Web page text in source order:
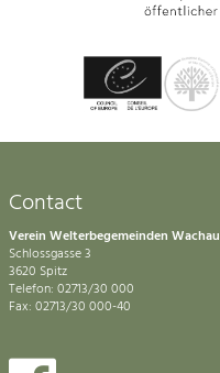
Contact
Verein Welterbegemeinden Wachau
Schlossgasse 3
3620 Spitz
Telefon: 02713/30 000
Fax: 02713/30 000-40